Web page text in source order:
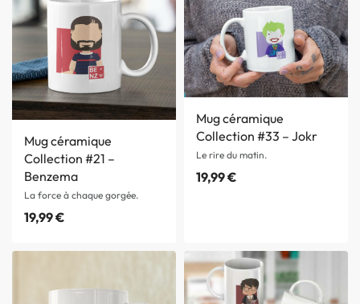
Mug céramique
Collection #21 –
Benzema
La force à chaque gorgée.
19,99€
Mug céramique
Collection #33 – Jokr
Le rire du matin.
19,99€